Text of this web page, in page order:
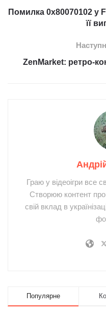
Помилка 0x80070102 у
її
ZenMarket: ретро-
Граю у відеоігри все
Створюю контент про
свій вклад в
Популярне